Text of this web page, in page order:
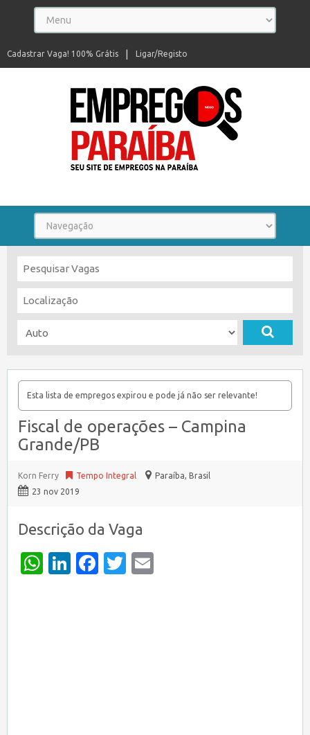
Ligar/Registo
Cadastrar Vaga! 100% Grátis
Esta lista de empregos expirou e pode já não ser relevante!
Fiscal de operações – Campina
Grande/PB
Korn Ferry Tempo Integral Paraíba, Brasil
23 nov 2019
Descrição da Vaga
WhatsApp
LinkedIn
Facebook
Twitter